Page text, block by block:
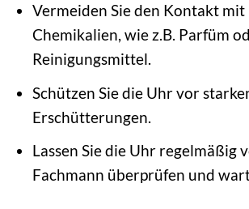
Vermeiden Sie den Kontakt mit
Chemikalien, wie z.B. Parfüm
Reinigungsmittel.
Schützen Sie die Uhr vor
Erschütterungen.
Lassen Sie die Uhr regelmäßig
Fachmann überprüfen und